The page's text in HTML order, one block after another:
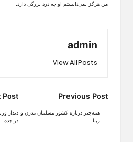
من هرگز نمی‌دانستم او چه درد بزرگی دارد.
admin
View All Posts
Post
navigation
Previous Post
همه‌چیز درباره کشور مسلمان مدرن و
زیبا
Post
دیدار
در جده